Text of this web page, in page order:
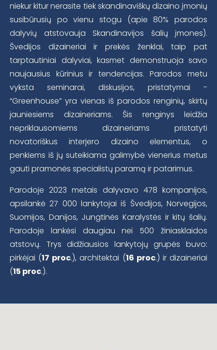
niekur kitur nerasite tiek skandinaviškų dizaino įmonių
susibūrusių po vienu stogu (apie 80% parodos
dalyvių atstovauja Skandinavijos šalių įmones).
Švedijos dizaineriai ir prekės ženklai, taip pat
tarptautiniai dalyviai, kasmet demonstruoja savo
naujausius kūrinius ir tendencijas. Parodos metu
vyksta seminarai, diskusijos, pristatymai -
“Greenhouse” yra vienas iš parodos renginių, skirtų
jauniesiems dizaineriams. Šis renginys leidžia
nepriklausomiems dizaineriams pristatyti
novatoriškus interjero dizaino elementus, o
penkiems iš jų suteikiama galimybė vienerius metus
gauti pramonės specialistų paramą ir patarimus.
Parodoje 2023 metais dalyvavo 478 kompanijos,
apsilankė 27 000 lankytojai iš Švedijos, Norvegijos,
Suomijos, Danijos, Jungtinės Karalystės ir kitų šalių.
Parodoje lankėsi daugiau nei 500 žiniasklaidos
atstovų. Trys didžiausios lankytojų grupės buvo:
pirkėjai (17 proc.), architektai (16 proc.) ir dizaineriai
(15 proc.).